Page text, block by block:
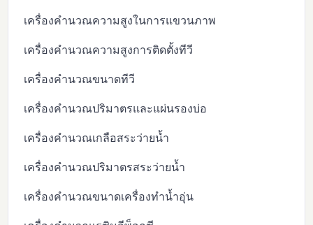
เครื่องคำนวณความสูงในการแขวนภาพ
เครื่องคำนวณความสูงการติดตั้งทีวี
เครื่องคำนวณขนาดทีวี
เครื่องคำนวณปริมาตรและแผ่นรองบ่อ
เครื่องคำนวณเกลือสระว่ายน้ำ
เครื่องคำนวณปริมาตรสระว่ายน้ำ
เครื่องคำนวณขนาดเครื่องทำน้ำอุ่น